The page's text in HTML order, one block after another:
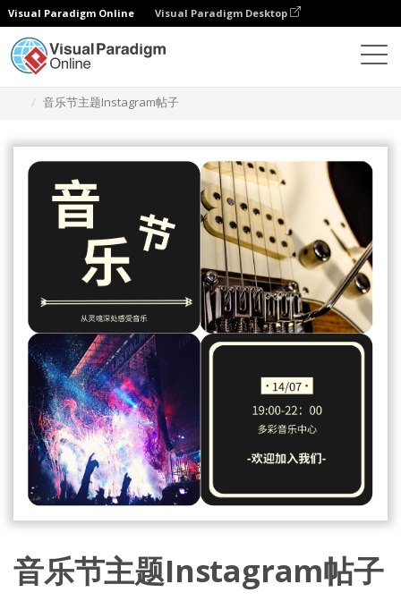
Visual Paradigm Online Visual Paradigm Desktop
音乐节主题Instagram帖子
音乐节主题Instagram帖子